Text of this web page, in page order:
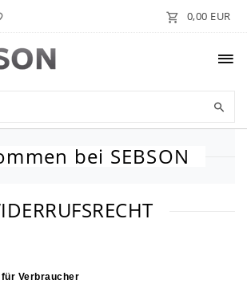
0,00 EUR
bei SEBSON
Verbraucher